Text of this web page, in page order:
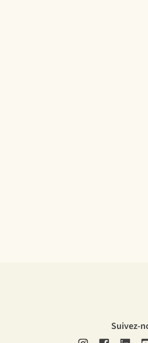
Suivez-